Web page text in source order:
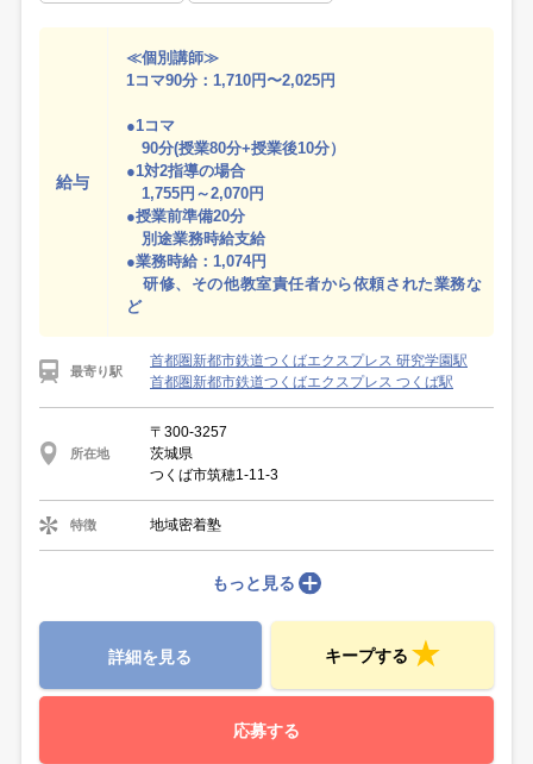
給与
≪個別講師≫
1コマ90分：1,710円〜2,025円
●1コマ
90分(授業80分+授業後10分）
●1対2指導の場合
1,755円～2,070円
●授業前準備20分
別途業務時給支給
●業務時給：1,074円
研修、その他教室責任者から依頼された業務な
ど
最寄り駅
首都圏新都市鉄道つくばエクスプレス 研究学園駅
首都圏新都市鉄道つくばエクスプレス つくば駅
所在地
〒300-3257
茨城県
つくば市筑穂1-11-3
特徴 地域密着塾
もっと見る
詳細を見る キープする
応募する